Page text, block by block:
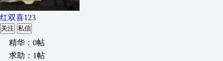
红双喜123
关注 私信
精华：0帖
求助：1帖